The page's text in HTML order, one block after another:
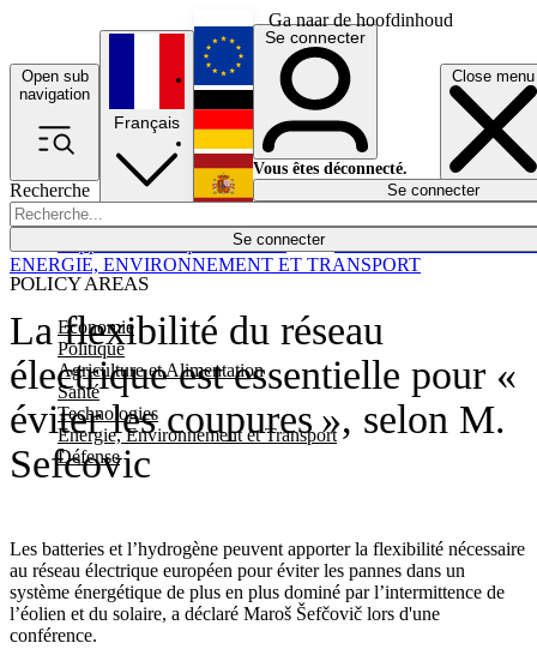
Ga naar de hoofdinhoud
Open sub
navigation
Close menu
Recherche
Se connecter
POLICY AREAS
Economie
Politique
Agriculture et Alimentation
Santé
Technologies
Energie, Environnement et Transport
Défense
Économie
Français
English
Deutsch
Español
Se connecter
Vous êtes déconnecté.
Se connecter
La flexibilité du réseau
électrique est essentielle pour «
éviter les coupures », selon M.
Sefcovic
Les batteries et l’hydrogène peuvent apporter la flexibilité nécessaire
au réseau électrique européen pour éviter les pannes dans un
système énergétique de plus en plus dominé par l’intermittence de
l’éolien et du solaire, a déclaré Maroš Šefčovič lors d'une
conférence.
ENERGIE, ENVIRONNEMENT ET TRANSPORT